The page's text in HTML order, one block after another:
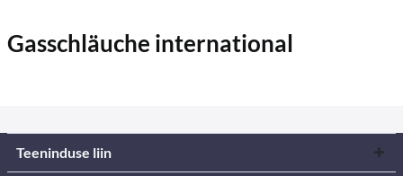
Gasschläuche international
Teeninduse liin